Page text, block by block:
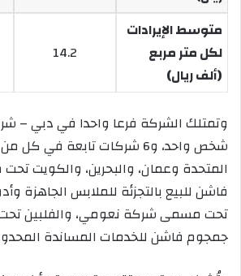
متوسط الإيرادات
لكل متر مربع
(ألف ريال)
14.2
وتمتلك الشركة فرعا واحدا في دبي
شخص واحد، و6 شركات تابعة في
المتحدة وعمان، والبحرين، والكويت
فاشن للبيع بالتجزئة للملابس الجاهزة
تحت مسمى شركة نعومي، والفلبين
جمجوم فاشن للخدمات المساندة